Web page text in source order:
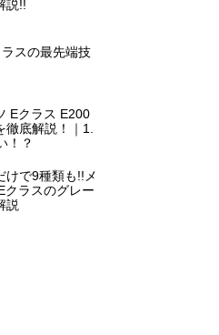
説!!
スの最先端技
Eクラス E200
底解説！｜1.
！？
けで9種類も!!メ
クラスのグレー
説